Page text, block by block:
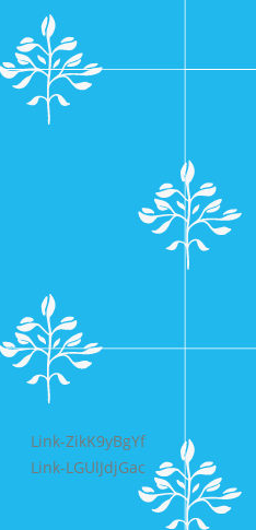
Bericht
navigatie
Link-ZikK9yBgYf
Link-LGUlJdjGac